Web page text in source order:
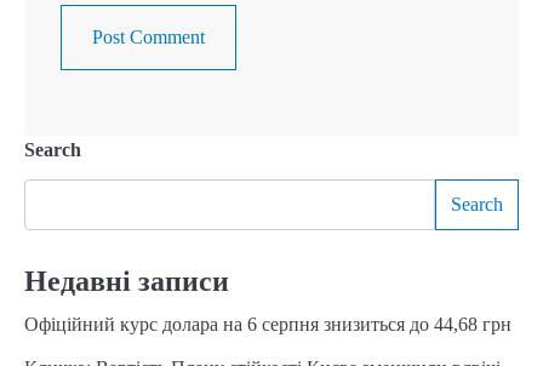
Search
Search
Недавні записи
Офіційний курс долара на 6 серпня знизиться до 44,68 грн